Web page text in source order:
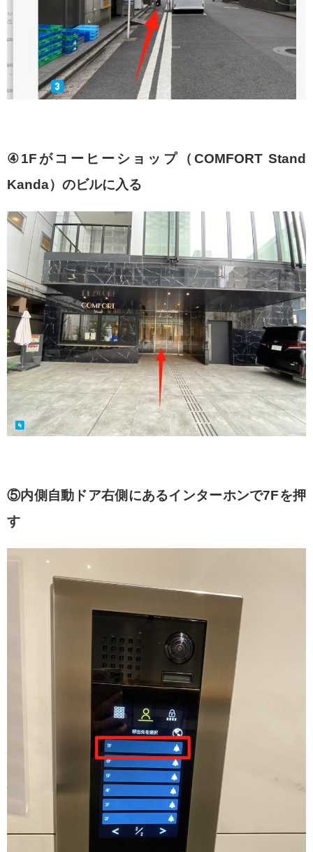
④1Fがコーヒーショップ（COMFORT Stand
Kanda）のビルに入る
⑤内側自動ドア右側にあるインターホンで7Fを押
す